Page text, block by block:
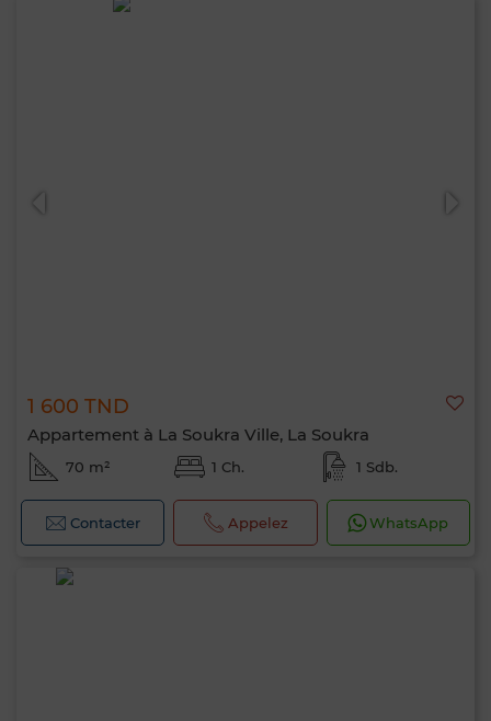
1 600 TND
Appartement à La Soukra Ville, La Soukra
70 m² 1 Ch. 1 Sdb.
Contacter Appelez WhatsApp